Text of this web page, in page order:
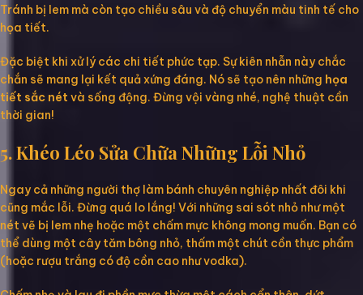
Tránh bị lem mà còn tạo chiều sâu và độ chuyển màu tinh tế cho
họa tiết.
Đặc biệt khi xử lý các chi tiết phức tạp. Sự kiên nhẫn này chắc
chắn sẽ mang lại kết quả xứng đáng. Nó sẽ tạo nên những họa
tiết sắc nét và sống động. Đừng vội vàng nhé, nghệ thuật cần
thời gian!
5. Khéo Léo Sửa Chữa Những Lỗi Nhỏ
Ngay cả những người thợ làm bánh chuyên nghiệp nhất đôi khi
cũng mắc lỗi. Đừng quá lo lắng! Với những sai sót nhỏ như một
nét vẽ bị lem nhẹ hoặc một chấm mực không mong muốn. Bạn có
thể dùng một cây tăm bông nhỏ, thấm một chút cồn thực phẩm
(hoặc rượu trắng có độ cồn cao như vodka).